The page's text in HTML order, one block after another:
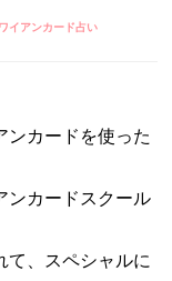
イアンカード占い
ンカードを使った
ンカードスクール
て、スペシャルに